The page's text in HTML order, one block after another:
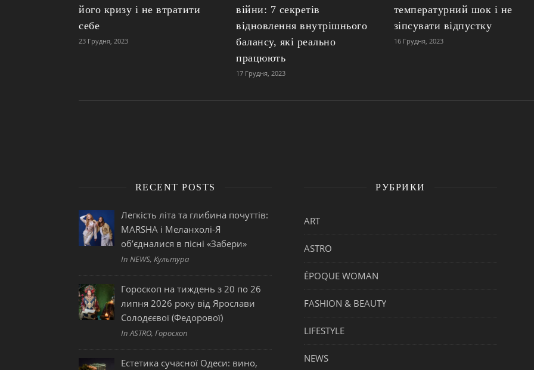
його кризу і не втратити
себе
23 Грудня, 2023
війни: 7 секретів
відновлення внутрішнього
балансу, які реально
працюють
17 Грудня, 2023
температурний шок і не
зіпсувати відпустку
16 Грудня, 2023
RECENT POSTS
Легкість літа та глибина почуттів:
MARSHA і Меланхолі-Я
об’єдналися в пісні «Забери»
In NEWS, Культура
Гороскоп на тиждень з 20 по 26
липня 2026 року від Ярослави
Солодєєвої (Федорової)
In ASTRO, Гороскоп
Естетика сучасної Одеси: вино,
РУБРИКИ
ART
ASTRO
ÉPOQUE WOMAN
FASHION & BEAUTY
LIFESTYLE
NEWS